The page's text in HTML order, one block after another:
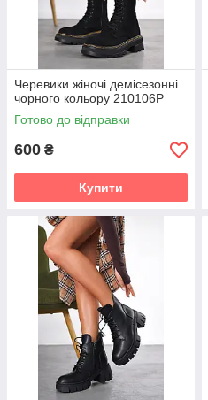
Черевики жіночі демісезонні
чорного кольору 210106P
Готово до відправки
600 ₴
Купити